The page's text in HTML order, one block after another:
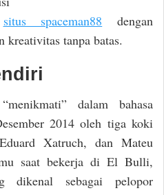
situs spaceman88 dengan
kreativitas tanpa batas.
dalam bahasa
2014 oleh tiga koki
Xatruch, dan Mateu
saat bekerja di El Bulli,
dikenal sebagai pelopor